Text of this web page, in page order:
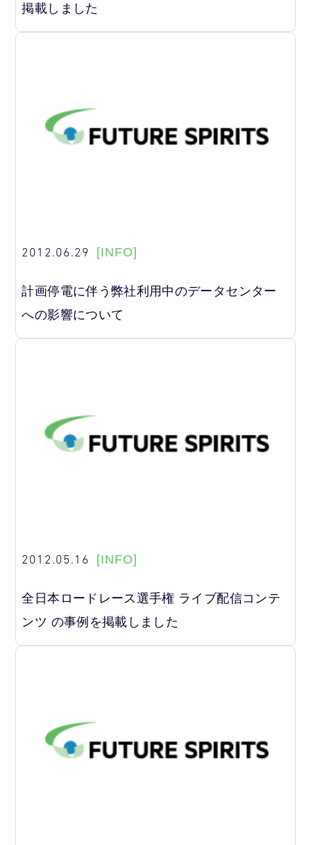
掲載しました
2012.06.29 [INFO]
計画停電に伴う弊社利用中のデータセンター
への影響について
2012.05.16 [INFO]
全日本ロードレース選手権 ライブ配信コンテ
ンツ の事例を掲載しました